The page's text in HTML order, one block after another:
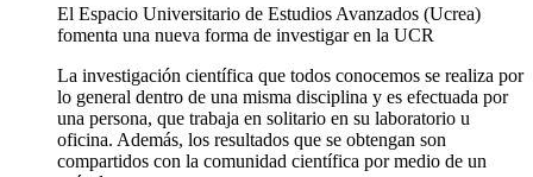
El Espacio Universitario de Estudios Avanzados (Ucrea)
fomenta una nueva forma de investigar en la UCR
La investigación científica que todos conocemos se realiza por
lo general dentro de una misma disciplina y es efectuada por
una persona, que trabaja en solitario en su laboratorio u
oficina. Además, los resultados que se obtengan son
compartidos con la comunidad científica por medio de un